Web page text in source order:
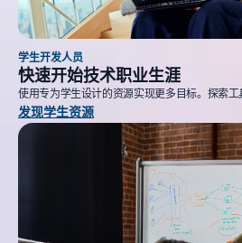
学生开发人员
快速开始技术职业生涯
使用专为学生设计的资源实现更多目标。探索工
发现学生资源